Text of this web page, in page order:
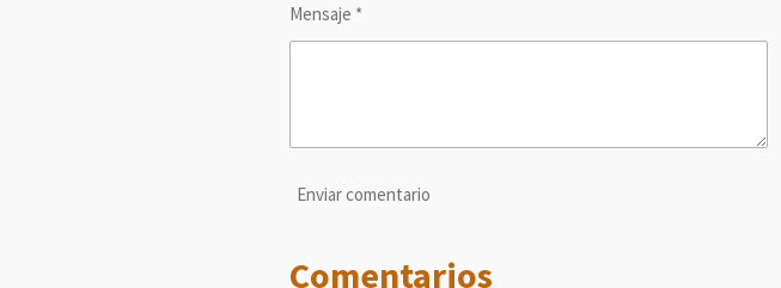
Mensaje *
Enviar comentario
Comentarios